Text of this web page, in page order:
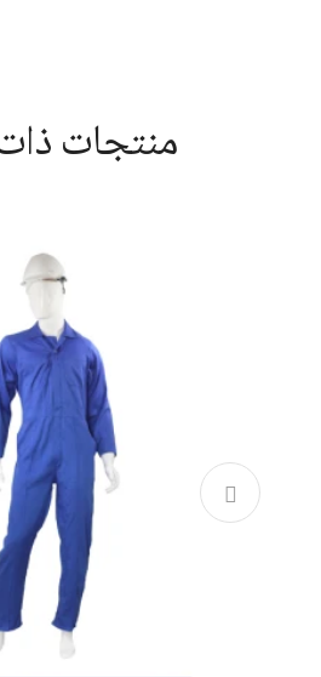
منتجات